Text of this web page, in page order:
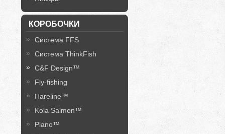
КОРОБОЧКИ
Система FFS
Система ThinkFish
C&F Design™
Fly-fishing
Hareline™
Kola Salmon™
Plano™